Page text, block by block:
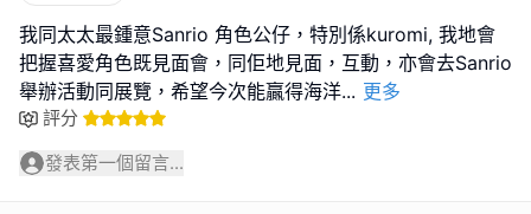
我同太太最鍾意Sanrio 角色公仔，特別係kuromi, 我地會
把握喜愛角色既見面會，同佢地見面，互動，亦會去Sanrio
舉辦活動同展覽，希望今次能贏得海洋... 更多
評分
發表第一個留言...